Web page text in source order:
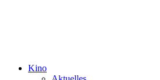
Kino